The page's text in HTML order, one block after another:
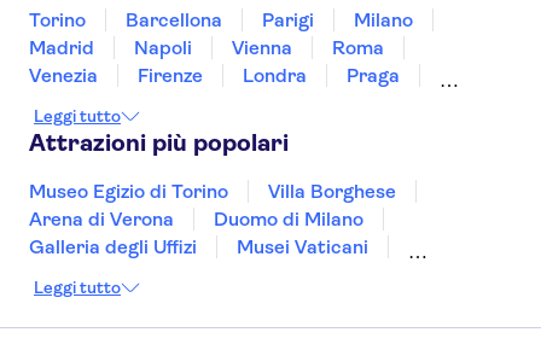
Torino Barcellona Parigi
Milano
Madrid
Napoli Vienna
Roma
Venezia
Firenze Londra
Praga
Bologna
Malta Genova
Leggi tutto
Attrazioni più popolari
Museo Egizio di Torino
Villa Borghese
Arena di Verona
Duomo di Milano
Galleria degli Uffizi
Musei Vaticani
Museo del Louvre
Teatro alla Scala
Sagrada Familia
Leggi tutto